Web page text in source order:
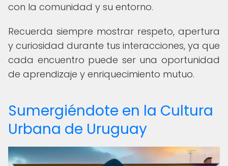
con la comunidad y su entorno.
Recuerda siempre mostrar respeto, apertura
y curiosidad durante tus interacciones, ya que
cada encuentro puede ser una oportunidad
de aprendizaje y enriquecimiento mutuo.
Sumergiéndote en la Cultura
Urbana de Uruguay